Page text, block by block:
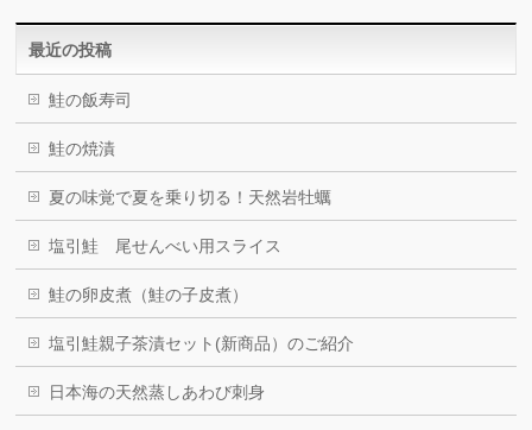
最近の投稿
鮭の飯寿司
鮭の焼漬
夏の味覚で夏を乗り切る！天然岩牡蠣
塩引鮭 尾せんべい用スライス
鮭の卵皮煮（鮭の子皮煮）
塩引鮭親子茶漬セット(新商品）のご紹介
日本海の天然蒸しあわび刺身